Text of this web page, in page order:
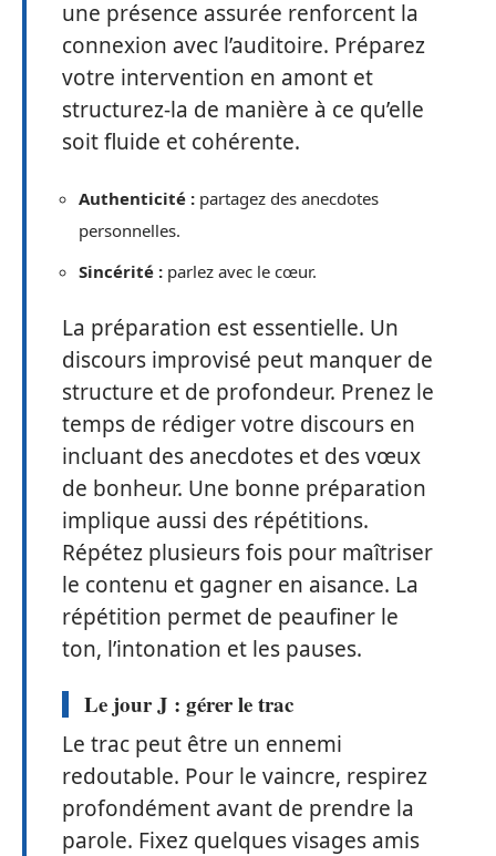
une présence assurée renforcent la
connexion avec l’auditoire. Préparez
votre intervention en amont et
structurez-la de manière à ce qu’elle
soit fluide et cohérente.
Authenticité : partagez des anecdotes
personnelles.
Sincérité : parlez avec le cœur.
La préparation est essentielle. Un
discours improvisé peut manquer de
structure et de profondeur. Prenez le
temps de rédiger votre discours en
incluant des anecdotes et des vœux
de bonheur. Une bonne préparation
implique aussi des répétitions.
Répétez plusieurs fois pour maîtriser
le contenu et gagner en aisance. La
répétition permet de peaufiner le
ton, l’intonation et les pauses.
Le jour J : gérer le trac
Le trac peut être un ennemi
redoutable. Pour le vaincre, respirez
profondément avant de prendre la
parole. Fixez quelques visages amis